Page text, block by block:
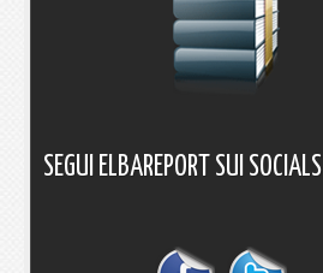
SEGUI ELBAREPORT SUI SOCIALS